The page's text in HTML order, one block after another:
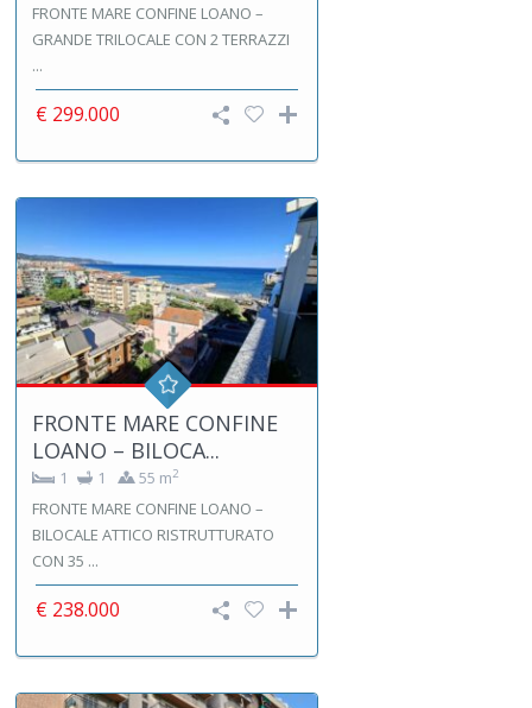
FRONTE MARE CONFINE LOANO –
GRANDE TRILOCALE CON 2 TERRAZZI
...
€ 299.000
FRONTE MARE CONFINE
LOANO – BILOCA...
1 1 55 m2
FRONTE MARE CONFINE LOANO –
BILOCALE ATTICO RISTRUTTURATO
CON 35 ...
€ 238.000